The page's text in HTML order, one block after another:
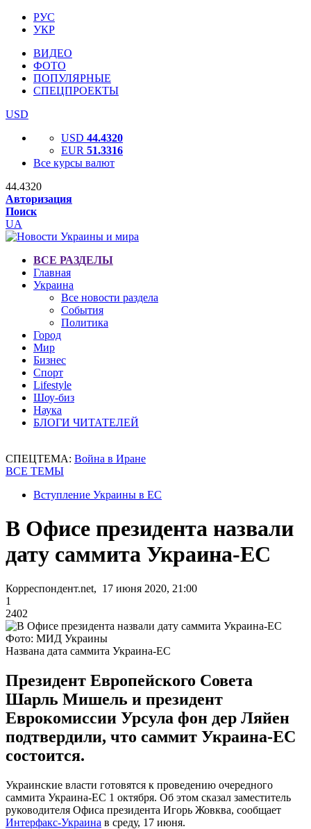
РУС
УКР
ВИДЕО
ФОТО
ПОПУЛЯРНЫЕ
СПЕЦПРОЕКТЫ
USD
USD 44.4320
EUR 51.3316
Все курсы валют
44.4320
Авторизация
Поиск
UA
ВСЕ РАЗДЕЛЫ
Главная
Украина
Все новости раздела
События
Политика
Город
Мир
Бизнес
Спорт
Lifestyle
Шоу-биз
Наука
БЛОГИ ЧИТАТЕЛЕЙ
СПЕЦТЕМА: Война в Иране
ВСЕ ТЕМЫ
Вступление Украины в ЕС
В Офисе президента назвали
дату саммита Украина-ЕС
Корреспондент.net, 17 июня 2020, 21:00
1
2402
Фото: МИД Украины
Названа дата саммита Украина-ЕС
Президент Европейского Совета
Шарль Мишель и президент
Еврокомиссии Урсула фон дер Ляйен
подтвердили, что саммит Украина-ЕС
состоится.
Украинские власти готовятся к проведению очередного
саммита Украина-ЕС 1 октября. Об этом сказал заместитель
руководителя Офиса президента Игорь Жовква, сообщает
Интерфакс-Украина в среду, 17 июня.